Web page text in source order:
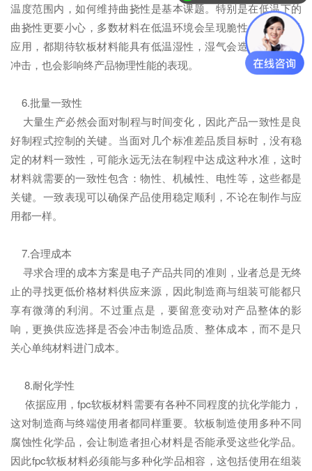
温度范围内，如何维持曲挠性是基本课题。特别是在低温下的
曲挠性更要小心，多数材料在低温环境会呈现脆性。电子产品
应用，都期待软板材料能具有低温湿性，湿气会造成制程负面
冲击，也会影响终产品物理性能的表现。
6.批量一致性
大量生产必然会面对制程与时间变化，因此产品一致性是良
好制程式控制的关键。当面对几个标准差品质目标时，没有稳
定的材料一致性，可能永远无法在制程中达成这种水准，这时
材料就需要的一致性包含：物性、机械性、电性等，这些都是
关键。一致表现可以确保产品使用稳定顺利，不论在制作与应
用都一样。
7.合理成本
寻求合理的成本方案是电子产品共同的准则，业者总是无终
止的寻找更低价格材料供应来源，因此制造商与组装可能都只
享有微薄的利润。不过重点是，要留意变动对产品整体的影
响，更换供应选择是否会冲击制造品质、整体成本，而不是只
关心单纯材料进门成本。
8.耐化学性
依据应用，fpc软板材料需要有各种不同程度的抗化学能力，
这对制造商与终端使用者都同样重要。软板制造使用多种不同
腐蚀性化学品，会让制造者担心材料是否能承受这些化学品。
因此fpc软板材料必须能与多种化学品相容，这包括使用在组装